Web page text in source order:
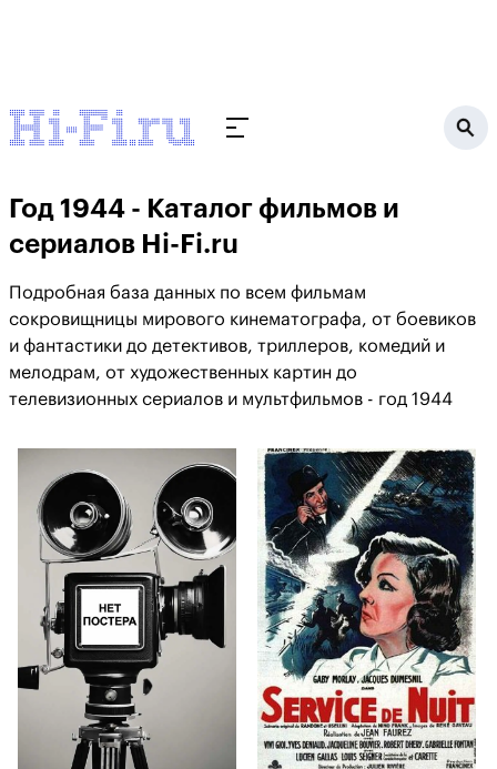
Год 1944 - Каталог фильмов и
сериалов Hi-Fi.ru
Подробная база данных по всем фильмам
сокровищницы мирового кинематографа, от боевиков
и фантастики до детективов, триллеров, комедий и
мелодрам, от художественных картин до
телевизионных сериалов и мультфильмов - год 1944